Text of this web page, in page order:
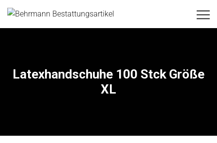
Latexhandschuhe 100 Stck Größe
XL